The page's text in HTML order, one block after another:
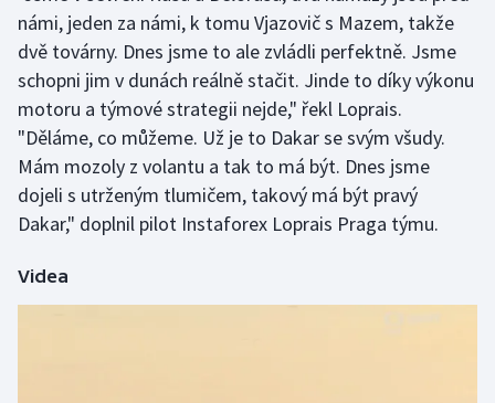
Gymnastika
Házená
Jezdectví
Judo
Krasobruslení
Lezení
námi, jeden za námi, k tomu Vjazovič s Mazem, takže
dvě továrny. Dnes jsme to ale zvládli perfektně. Jsme
schopni jim v dunách reálně stačit. Jinde to díky výkonu
motoru a týmové strategii nejde," řekl Loprais.
"Děláme, co můžeme. Už je to Dakar se svým všudy.
Mám mozoly z volantu a tak to má být. Dnes jsme
dojeli s utrženým tlumičem, takový má být pravý
Dakar," doplnil pilot Instaforex Loprais Praga týmu.
Videa